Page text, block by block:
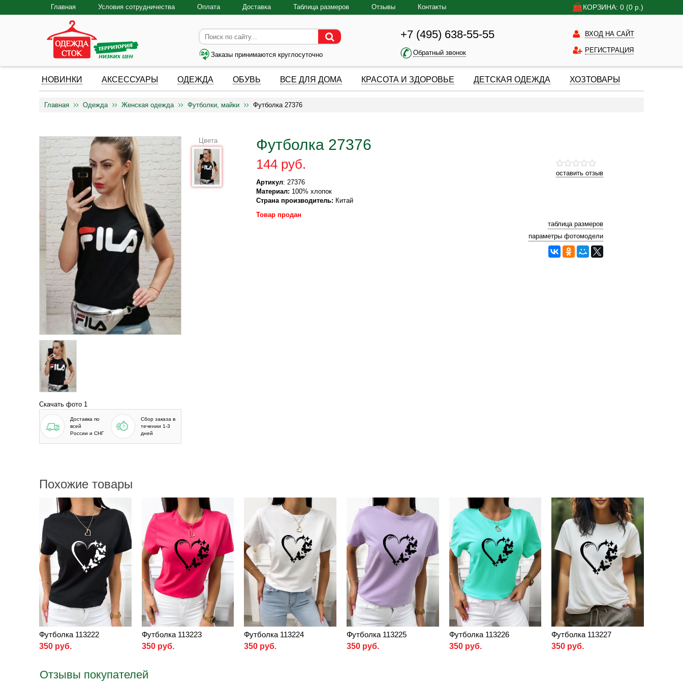
КОРЗИНА: 0 (0 р.)
Главная Условия сотрудничества Оплата Доставка Таблица размеров Отзывы Контакты
Заказы принимаются круглосуточно
+7 (495) 638-55-55
Обратный звонок
ВХОД НА САЙТ
РЕГИСТРАЦИЯ
НОВИНКИ АКСЕССУАРЫ ОДЕЖДА ОБУВЬ ВСЕ ДЛЯ ДОМА КРАСОТА И ЗДОРОВЬЕ ДЕТСКАЯ ОДЕЖДА ХОЗТОВАРЫ
Главная Одежда Женская одежда Футболки, майки Футболка 27376
Скачать фото 1
Доставка по
всей
России и СНГ
Сбор заказа в
течении 1-3
дней
Футболка 27376
оставить отзыв
144 руб.
Артикул: 27376
Материал: 100% хлопок
Страна производитель: Китай
Цвета
Товар продан
таблица размеров
параметры фотомодели
Похожие товары
Футболка 113222
350 руб.
Футболка 113223
350 руб.
Футболка 113224
350 руб.
Футболка 113225
350 руб.
Футболка 113226
350 руб.
Футболка 113227
350 руб.
Отзывы покупателей